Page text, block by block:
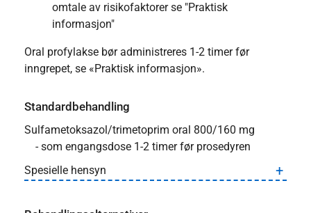
omtale av risikofaktorer se "Praktisk
informasjon"
Oral profylakse bør administreres 1-2 timer før
inngrepet, se «Praktisk informasjon».
Standardbehandling
Sulfametoksazol/trimetoprim oral 800/160 mg
- som engangsdose 1-2 timer før prosedyren
Spesielle hensyn